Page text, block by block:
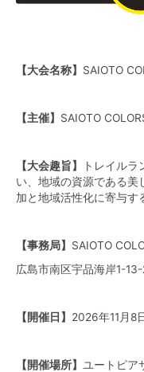
【大会名称】 SAIOTO
【主催】 SAIOTO
【大会趣旨】
トレイル
い、地域の資源である美
加と地域活性化に寄与す
【事務局】 SAIOTO
広島市南区宇品海岸1-
【開催日】 2026年11月8
【開催場所】 ユートピア